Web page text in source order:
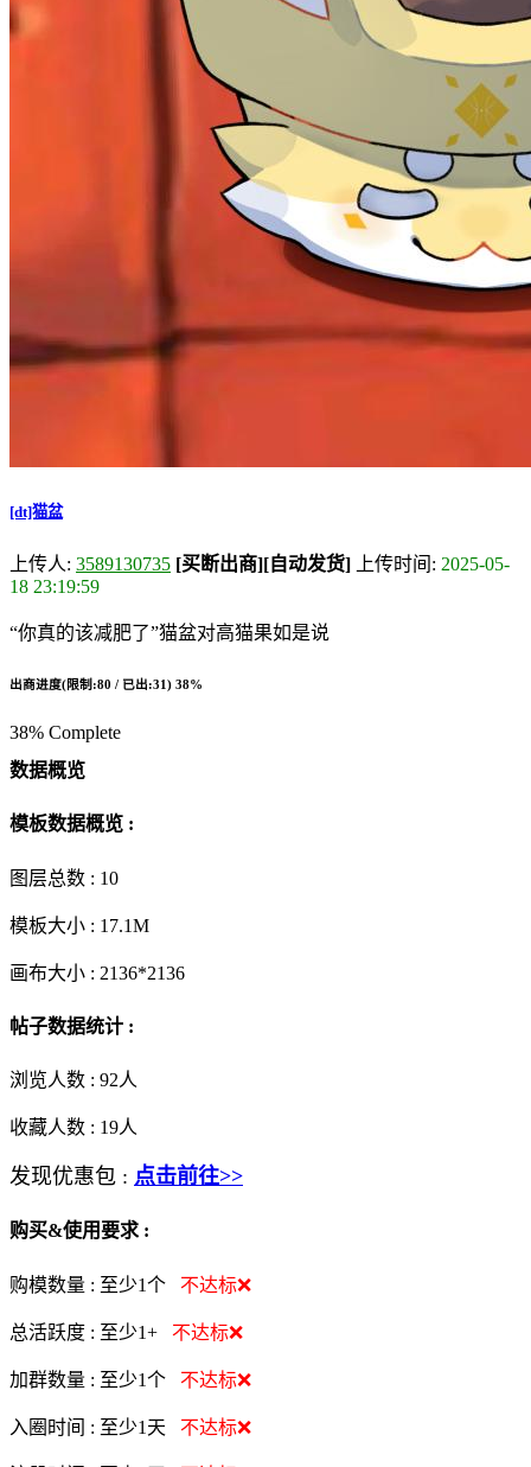
[dt]猫盆
上传人: 3589130735 [买断出商][自动发货] 上传时间: 2025-05-
18 23:19:59
“你真的该减肥了”猫盆对高猫果如是说
出商进度(限制:80 / 已出:31) 38%
38% Complete
数据概览
模板数据概览 :
图层总数 : 10
模板大小 : 17.1M
画布大小 : 2136*2136
帖子数据统计 :
浏览人数 : 92人
收藏人数 : 19人
发现优惠包 : 点击前往>>
购买&使用要求 :
购模数量 : 至少1个 不达标❌
总活跃度 : 至少1+ 不达标❌
加群数量 : 至少1个 不达标❌
入圈时间 : 至少1天 不达标❌